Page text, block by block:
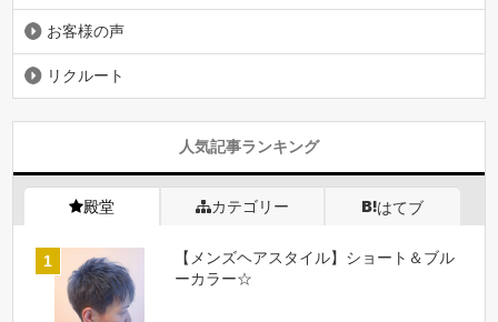
お客様の声
リクルート
人気記事ランキング
殿堂 カテゴリー はてブ
【メンズヘアスタイル】ショート＆ブル
ーカラー☆